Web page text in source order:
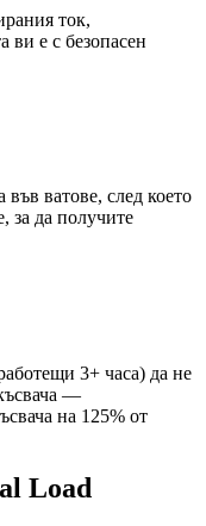
ток,
ви е с безопасен
ватове, след което
за да получите
3+ часа) да не
—
на 125% от
Load